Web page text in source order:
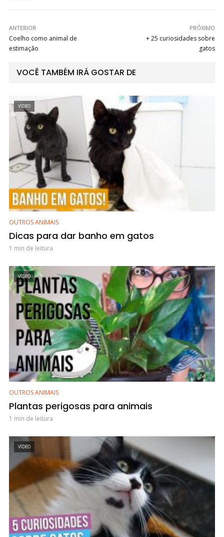
ANTERIOR
Coelho como animal de
estimação
PRÓXIMO
+ 25 curiosidades sobre
gatos
VOCÊ TAMBÉM IRÁ GOSTAR DE
VÍDEO
OUTROS ANIMAIS
Dicas para dar banho em gatos
1 min de leitura
VÍDEO
OUTROS ANIMAIS
Plantas perigosas para animais
1 min de leitura
VÍDEO